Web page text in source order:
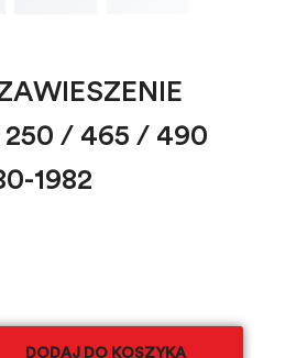
/ 465 / 490
1982
DODAJ DO KOSZYKA